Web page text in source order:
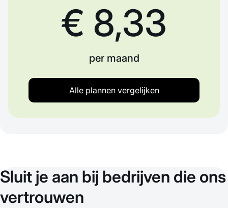
€ 8,33
per maand
Alle plannen vergelijken
Sluit je aan bij bedrijven die ons
vertrouwen